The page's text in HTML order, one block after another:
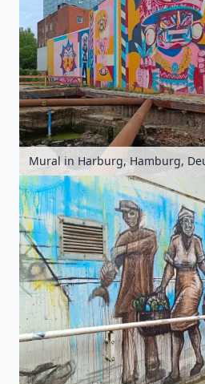
Mural in Harburg, Hamburg,